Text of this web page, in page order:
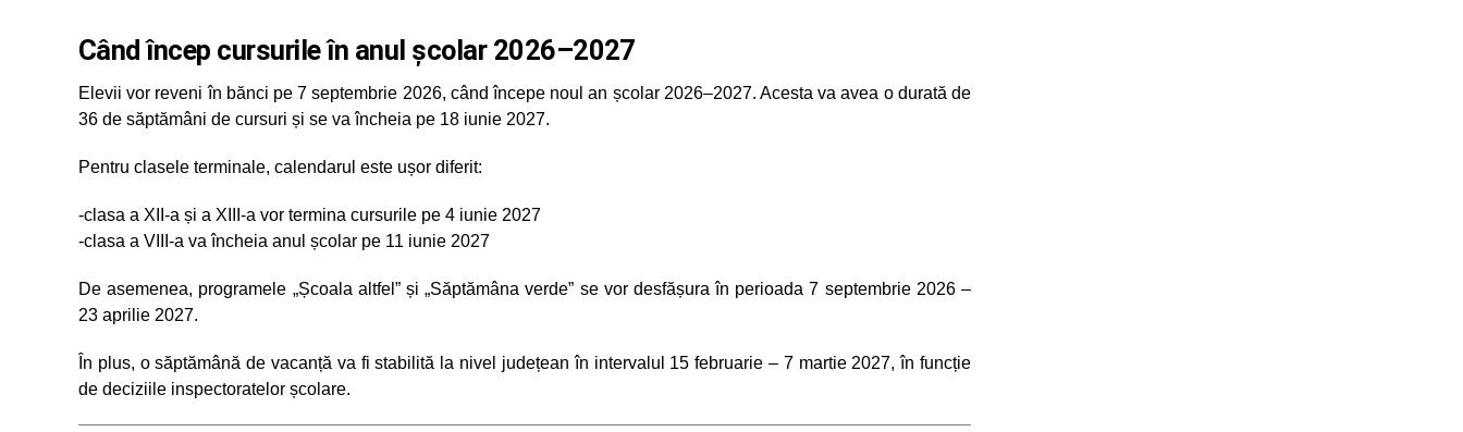
Când încep cursurile în anul școlar 2026–2027
Elevii vor reveni în bănci pe 7 septembrie 2026, când începe noul an școlar 2026–2027. Acesta va avea o durată de
36 de săptămâni de cursuri și se va încheia pe 18 iunie 2027.
Pentru clasele terminale, calendarul este ușor diferit:
-clasa a XII-a și a XIII-a vor termina cursurile pe 4 iunie 2027
-clasa a VIII-a va încheia anul școlar pe 11 iunie 2027
De asemenea, programele „Școala altfel” și „Săptămâna verde” se vor desfășura în perioada 7 septembrie 2026 –
23 aprilie 2027.
În plus, o săptămână de vacanță va fi stabilită la nivel județean în intervalul 15 februarie – 7 martie 2027, în funcție
de deciziile inspectoratelor școlare.